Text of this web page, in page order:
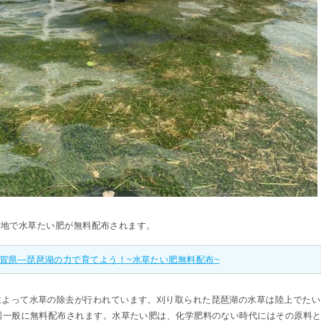
で水草たい肥が無料配布されます。
県―琵琶湖の力で育てよう！~水草たい肥無料配布~
って水草の除去が行われています。刈り取られた琵琶湖の水草は陸上でたい
般に無料配布されます。水草たい肥は、化学肥料のない時代にはその原料と